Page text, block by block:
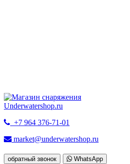
+7 964 376-71-01
market@underwatershop.ru
обратный звонок WhatsApp